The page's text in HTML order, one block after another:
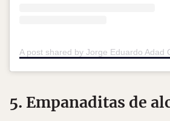
5. Empanaditas de